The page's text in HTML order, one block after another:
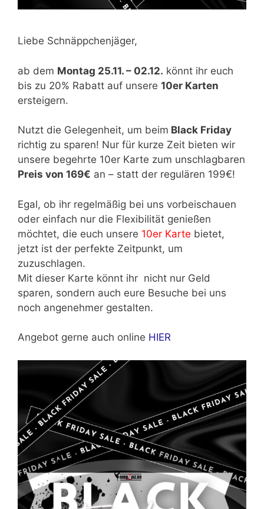
Liebe Schnäppchenjäger,
ab dem Montag 25.11. – 02.12. könnt ihr euch
bis zu 20% Rabatt auf unsere 10er Karten
ersteigern.
Nutzt die Gelegenheit, um beim Black Friday
richtig zu sparen! Nur für kurze Zeit bieten wir
unsere begehrte 10er Karte zum unschlagbaren
Preis von 169€ an – statt der regulären 199€!
Egal, ob ihr regelmäßig bei uns vorbeischauen
oder einfach nur die Flexibilität genießen
möchtet, die euch unsere 10er Karte bietet,
jetzt ist der perfekte Zeitpunkt, um
zuzuschlagen.
Mit dieser Karte könnt ihr nicht nur Geld
sparen, sondern auch eure Besuche bei uns
noch angenehmer gestalten.
Angebot gerne auch online HIER